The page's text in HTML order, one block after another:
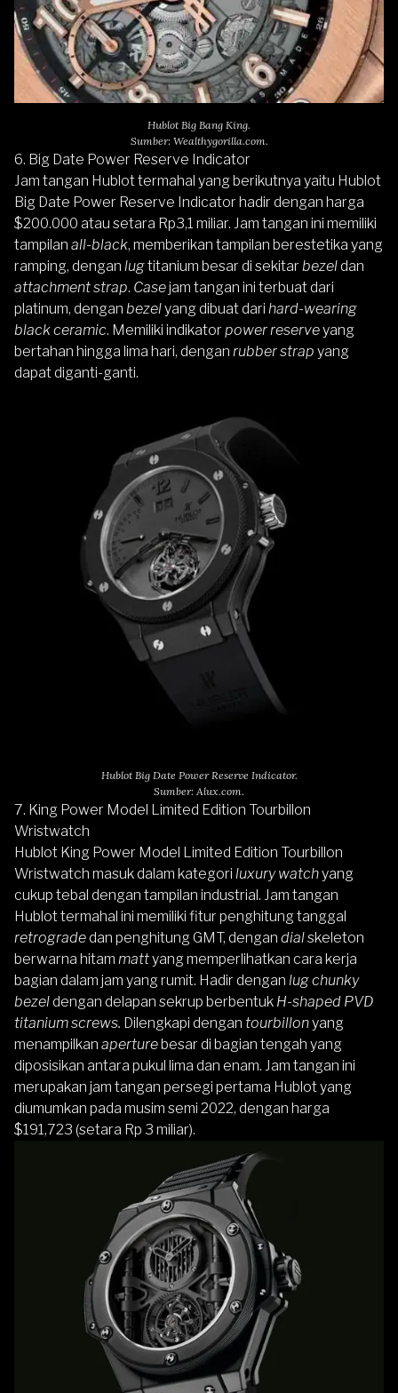
Hublot Big Bang King.
Sumber: Wealthygorilla.com.
6. Big Date Power Reserve Indicator
Jam tangan Hublot termahal yang berikutnya yaitu Hublot
Big Date Power Reserve Indicator hadir dengan harga
$200.000 atau setara Rp3,1 miliar. Jam tangan ini memiliki
tampilan all-black, memberikan tampilan berestetika yang
ramping, dengan lugtitanium besar di sekitar bezeldan
attachment strap. Casejam tangan ini terbuat dari
platinum, dengan bezelyang dibuat dari hard-wearing
black ceramic. Memiliki indikator power reserveyang
bertahan hingga lima hari, dengan rubber strap yang
dapat diganti-ganti.
Hublot Big Date Power Reserve Indicator.
Sumber: Alux.com.
7. King Power Model Limited Edition Tourbillon
Wristwatch
Hublot King Power Model Limited Edition Tourbillon
Wristwatch masuk dalam kategori luxury watchyang
cukup tebal dengan tampilan industrial. Jam tangan
Hublot termahal ini memiliki fitur penghitung tanggal
retrogradedan penghitung GMT, dengan dialskeleton
berwarna hitam mattyang memperlihatkan cara kerja
bagian dalam jam yang rumit. Hadir dengan lug chunky
bezeldengan delapan sekrup berbentuk H-shaped PVD
titanium screws. Dilengkapi dengan tourbillonyang
menampilkan aperturebesar di bagian tengah yang
diposisikan antara pukul lima dan enam. Jam tangan ini
merupakan jam tangan persegi pertama Hublot yang
diumumkan pada musim semi 2022, dengan harga
$191,723 (setara Rp 3 miliar).